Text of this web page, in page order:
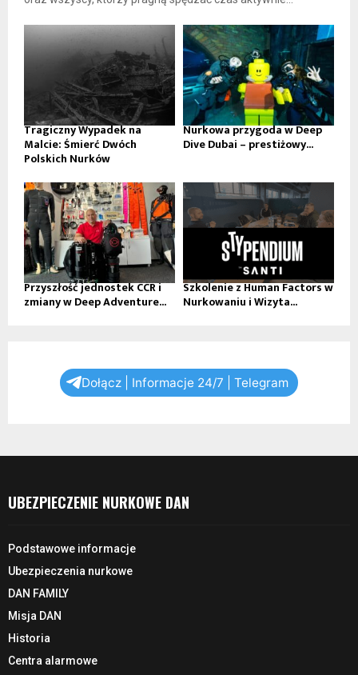
Tragiczny Wypadek na
Malcie: Śmierć Dwóch
Polskich Nurków
Nurkowa przygoda w Deep
Dive Dubai – prestiżowy...
Przyszłość jednostek CCR i
zmiany w Deep Adventure...
Szkolenie z Human Factors w
Nurkowaniu i Wizyta...
Dołącz | Informacje 24/7 | Telegram
UBEZPIECZENIE NURKOWE DAN
Podstawowe informacje
Ubezpieczenia nurkowe
DAN FAMILY
Misja DAN
Historia
Centra alarmowe